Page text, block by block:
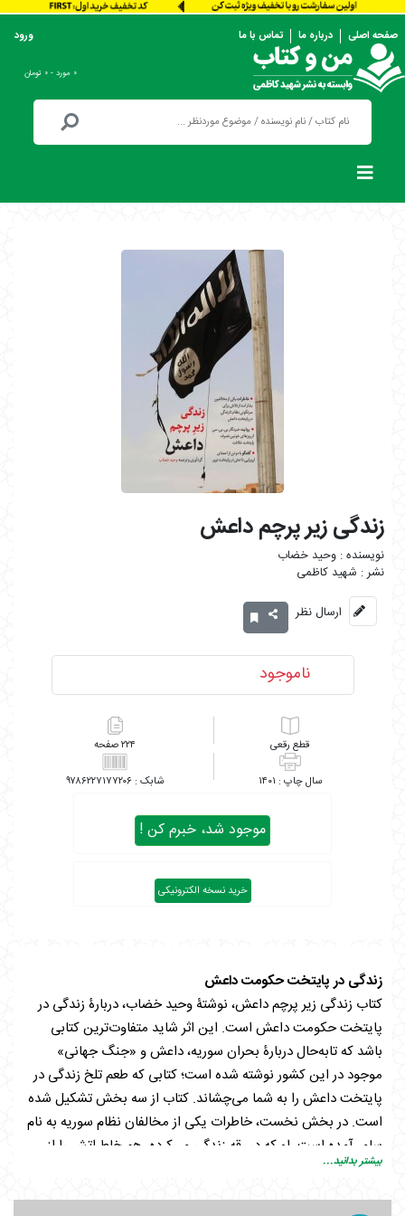
صفحه اصلی درباره ما تماس با ما ورود
۰ مورد - ۰ تومان
زندگی زیر پرچم داعش
وحید خضاب
شهید کاظمی
ارسال نظر
ناموجود
رقعی ۲۲۴
۱۴۰۱ ۹۷۸۶۲۲۷۱۷۷۲۰۶
موجود شد، خبرم کن !
خرید نسخه الکترونیکی
زندگی در پایتخت حکومت داعش
کتاب زندگی زیر پرچم داعش، نوشتۀ وحید خضاب، دربارۀ زندگی در
پایتخت حکومت داعش است. این اثر شاید متفاوت‌ترین کتابی
باشد که تا‌به‌حال دربارۀ بحران سوریه، داعش و «جنگ جهانی»
موجود در این کشور نوشته شده است؛ کتابی که طعم تلخ زندگی در
پایتخت داعش را به شما می‌چشاند. کتاب از سه بخش تشکیل شده
است. در بخش نخست، خاطرات یکی از مخالفان نظام سوریه به نام
سامر آمده است. او که در رِقه زندگی می‌کرده، هم خاطراتش را از
مبارزه با نظام سوریه نقل کرده و هم مبارزه با برخی مفاسدی که در
بیشتر بدانید...